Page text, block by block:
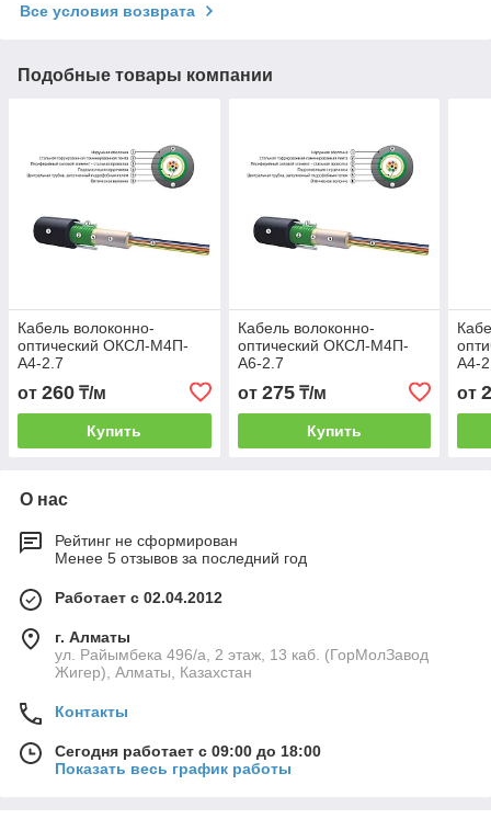
Все условия возврата
Подобные товары компании
Кабель волоконно-
оптический ОКСЛ-М4П-
А4-2.7
от 260 ₸/м
Купить
Кабель волоконно-
оптический ОКСЛ-М4П-
А6-2.7
от 275₸/м
Купить
А4-
от
О нас
Рейтинг не сформирован
Менее 5 отзывов за последний год
Работает с 02.04.2012
г. Алматы
ул. Райымбека 496/а, 2 этаж, 13 каб. (ГорМолЗавод
Жигер), Алматы, Казахстан
Контакты
Сегодня работает с 09:00 до 18:00
Показать весь график работы